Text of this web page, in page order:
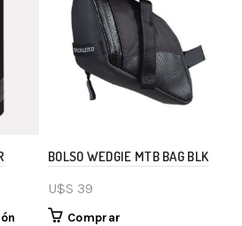
BOLSO WEDGIE MTB BAG BLK
U$S 39
Comprar